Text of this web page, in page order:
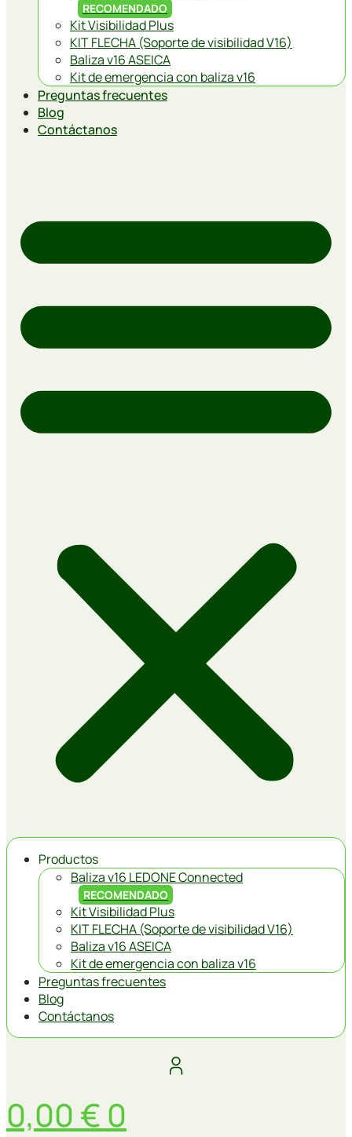
RECOMENDADO
Kit Visibilidad Plus
KIT FLECHA (Soporte de visibilidad V16)
Baliza v16 ASEICA
Kit de emergencia con baliza v16
Preguntas frecuentes
Blog
Contáctanos
Productos
Baliza v16 LEDONE Connected
RECOMENDADO
Kit Visibilidad Plus
KIT FLECHA (Soporte de visibilidad V16)
Baliza v16 ASEICA
Kit de emergencia con baliza v16
Preguntas frecuentes
Blog
Contáctanos
0,00 € 0